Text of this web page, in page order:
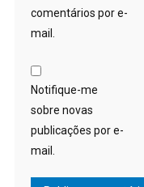
comentários por e-
mail.
Notifique-me
sobre novas
publicações por e-
mail.